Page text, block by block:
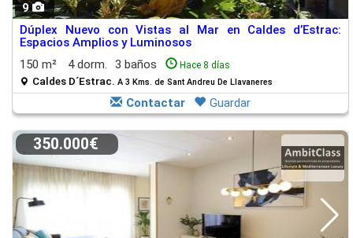
9
Dúplex Nuevo con Vistas al Mar en Caldes d’Estrac:
Espacios Amplios y Luminosos
150 m²
4 dorm. 3 baños Hace 8 días
Caldes D´Estrac. A 3 Kms. de Sant Andreu De Llavaneres
Contactar Guardar
350.000€